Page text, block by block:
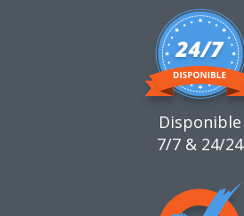
Disponible
7/7 & 24/24